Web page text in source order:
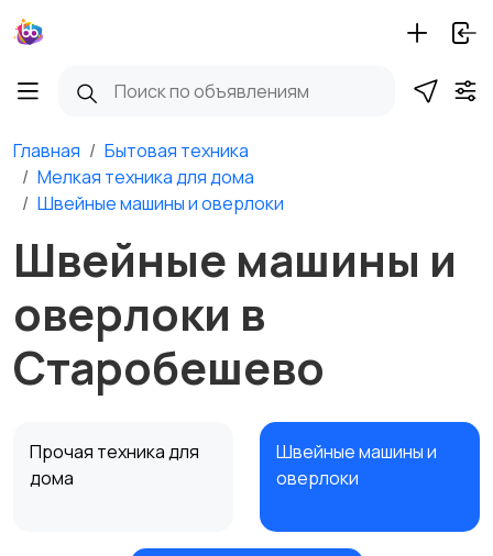
Главная
Бытовая техника
Мелкая техника для дома
Швейные машины и оверлоки
Швейные машины и
оверлоки в
Старобешево
Прочая техника для
дома
Швейные машины и
оверлоки